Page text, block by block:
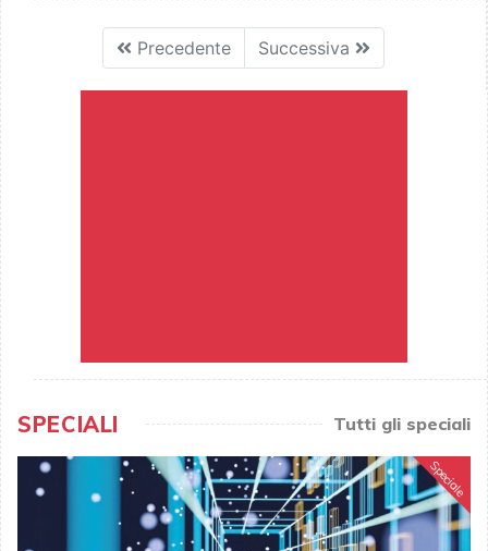
Precedente Successiva
SPECIALI Tutti gli speciali
Speciale